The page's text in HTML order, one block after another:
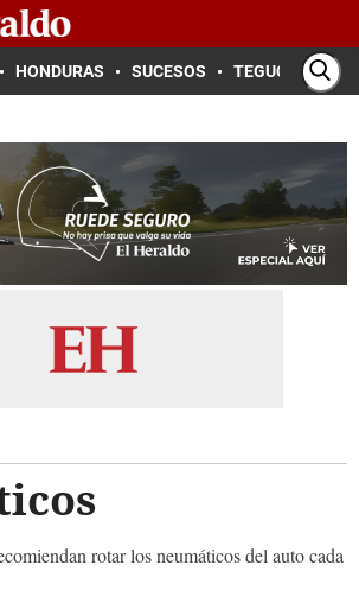
HONDURAS SUCESOS TEGUCIGALPA
rotar los neumáticos del auto cada